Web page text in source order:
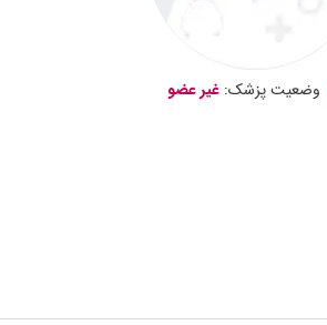
وضعیت پزشک: غیر عضو